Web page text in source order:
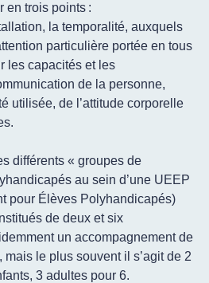
en trois points :
la temporalité, auxquels
particulière portée en tous
les capacités et les
de la personne,
utilisée, de l’attitude corporelle
différents « groupes de
au sein d’une UEEP
pour Élèves Polyhandicapés)
de deux et six
un accompagnement de
mais le plus souvent il s’agit de 2
3 adultes pour 6.